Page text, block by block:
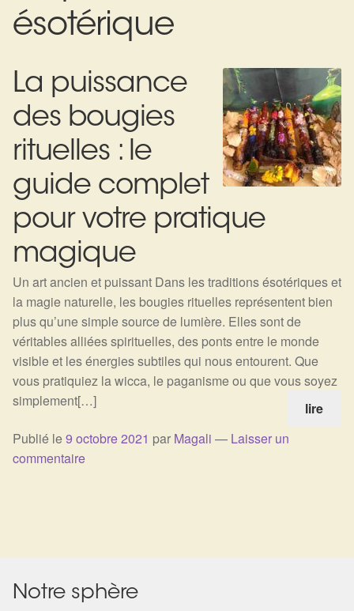
Bijoux
Bolas
Bracelets
Colliers
Pendentifs
Pierres
Harmonisation
Harmonisation de l’être
Soin beauté
Déco
Search
for:
ésotérique
La puissance
des bougies
rituelles : le
guide complet
pour votre pratique
magique
Un art ancien et puissant Dans les traditions ésotériques et
la magie naturelle, les bougies rituelles représentent bien
plus qu’une simple source de lumière. Elles sont de
véritables alliées spirituelles, des ponts entre le monde
visible et les énergies subtiles qui nous entourent. Que
vous pratiquiez la wicca, le paganisme ou que vous soyez
simplement[…]
lire
Publié le9 octobre 2021 par Magali — Laisser un
commentaire
Notre sphère